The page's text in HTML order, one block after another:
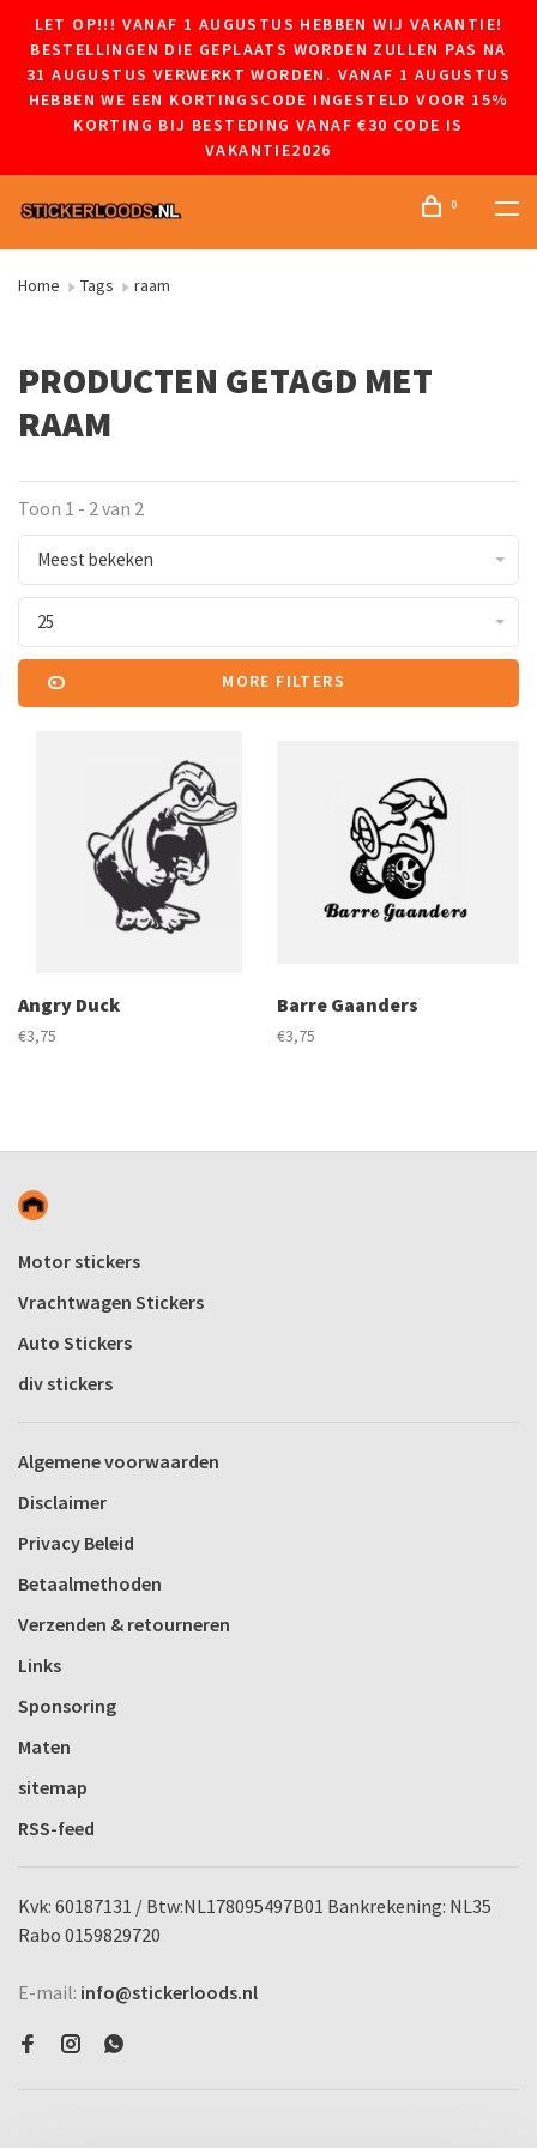
LET OP!!! VANAF 1 AUGUSTUS HEBBEN WIJ VAKANTIE!
BESTELLINGEN DIE GEPLAATS WORDEN ZULLEN PAS NA
31 AUGUSTUS VERWERKT WORDEN. VANAF 1 AUGUSTUS
HEBBEN WE EEN KORTINGSCODE INGESTELD VOOR 15%
KORTING BIJ BESTEDING VANAF €30 CODE IS
VAKANTIE2026
0
Home Tags raam
PRODUCTEN GETAGD MET
RAAM
Toon 1 - 2 van 2
Meest bekeken
25
MORE FILTERS
Angry Duck
€3,75
Barre Gaanders
€3,75
Motor stickers
Vrachtwagen Stickers
Auto Stickers
div stickers
Algemene voorwaarden
Disclaimer
Privacy Beleid
Betaalmethoden
Verzenden & retourneren
Links
Sponsoring
Maten
sitemap
RSS-feed
Kvk: 60187131 / Btw:NL178095497B01 Bankrekening: NL35
Rabo 0159829720
E-mail: info@stickerloods.nl